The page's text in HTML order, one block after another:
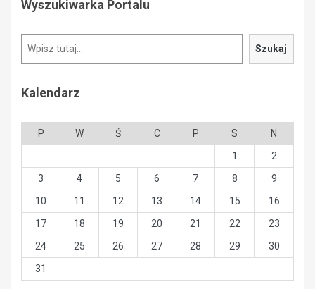
Wyszukiwarka Portalu
Szukaj
Kalendarz
P W Ś C P S
N
1
2
3
4 5 6 7 8
9
10
11 12 13 14 15
16
17
18 19 20 21 22
23
24
25 26 27 28 29
30
31